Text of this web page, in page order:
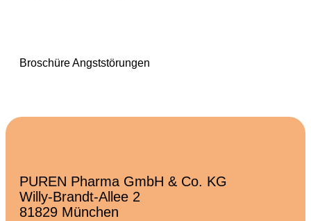
Broschüre Angststörungen
PUREN Pharma GmbH & Co. KG
Willy-Brandt-Allee 2
81829 München